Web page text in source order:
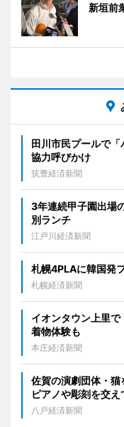
新垣前
田川市民プールで
協力呼びかけ
筑豊経済新聞
3年連続甲子園出場
別ランチ
江戸川経済新聞
札幌4PLAに韓国発
札幌経済新聞
イオンタウン上里
着物体験も
本庄経済新聞
佐賀の演劇団体・
ピアノや彫刻を交え
八戸経済新聞